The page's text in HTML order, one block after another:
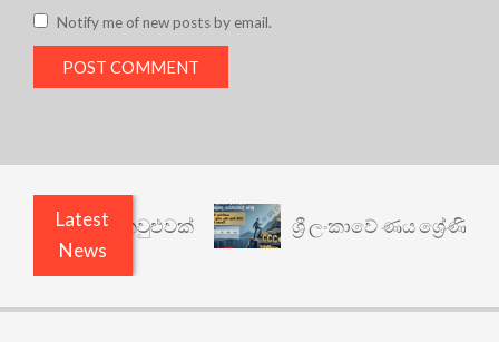
Notify me of new posts by email.
Latest
News
කවුළුවක් ශ්‍රී ලංකාවේ ණය ශ්‍රේණිගත